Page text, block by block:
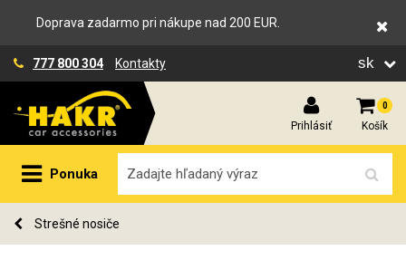
Doprava zadarmo pri nákupe nad 200 EUR.
777 800 304 Kontakty sk
Prihlásiť
0
Košík
Ponuka
Strešné nosiče